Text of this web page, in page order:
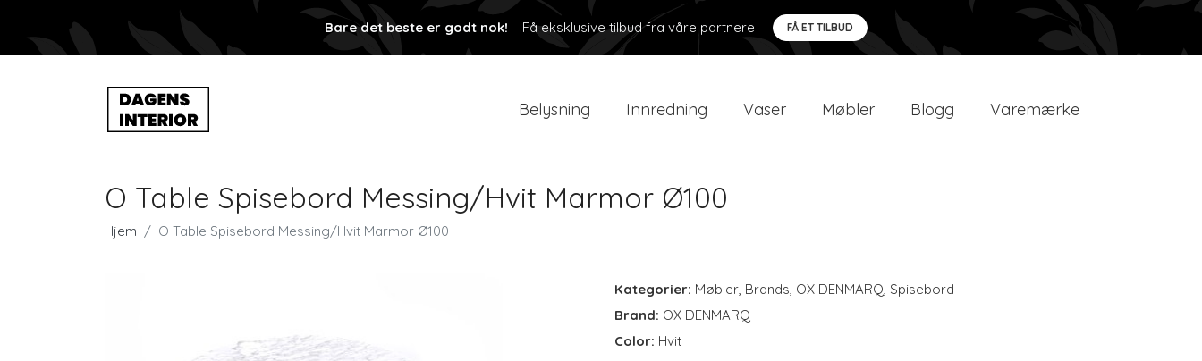
Bare det beste er godt nok! Få eksklusive tilbud fra våre partnere FÅ ET TILBUD
Belysning Innredning Vaser Møbler Blogg Varemærke
O Table Spisebord Messing/Hvit Marmor Ø100
Hjem O Table Spisebord Messing/Hvit Marmor Ø100
Kategorier: Møbler, Brands, OX DENMARQ, Spisebord
Brand: OX DENMARQ
Color: Hvit